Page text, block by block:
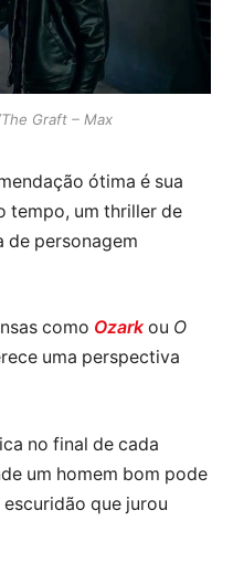
Graft – Max
ótima é sua
tempo, um thriller de
de personagem
como Ozark ou O
uma perspectiva
no final de cada
um homem bom pode
que jurou